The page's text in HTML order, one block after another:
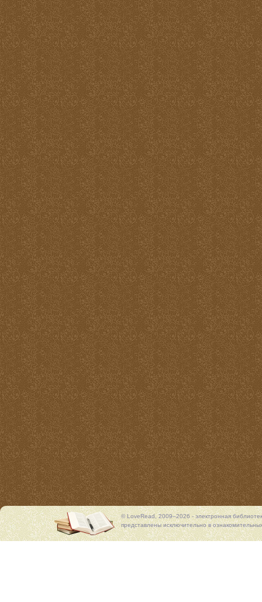
© LoveRead, 2009–2026 - электронная
представлены исключительно в